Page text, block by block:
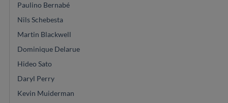
Paulino Bernabé
Nils Schebesta
Martin Blackwell
Dominique Delarue
Hideo Sato
Daryl Perry
Kevin Muiderman